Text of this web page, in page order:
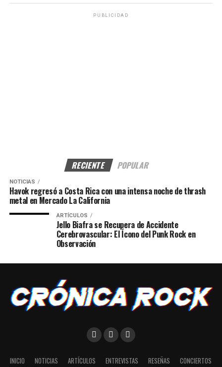
PUBLICIDAD
RECIENTE POPULAR
NOTICIAS
Havok regresó a Costa Rica con una intensa noche de thrash
metal en Mercado La California
ARTÍCULOS
Jello Biafra se Recupera de Accidente
Cerebrovascular: El Ícono del Punk Rock en
Observación
INICIO NOTICIAS ARTÍCULOS ENTREVISTAS RESEÑAS CONCIERTOS